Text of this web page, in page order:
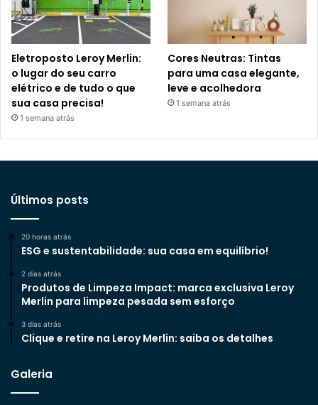
Eletroposto Leroy Merlin:
o lugar do seu carro
elétrico e de tudo o que
sua casa precisa!
1 semana atrás
Cores Neutras: Tintas
para uma casa elegante,
leve e acolhedora
1 semana atrás
Últimos posts
20 horas atrás
ESG e sustentabilidade: sua casa em equilíbrio!
2 dias atrás
Produtos de Limpeza Impact: marca exclusiva Leroy
Merlin para limpeza pesada sem esforço
3 dias atrás
Clique e retire na Leroy Merlin: saiba os detalhes
Galeria